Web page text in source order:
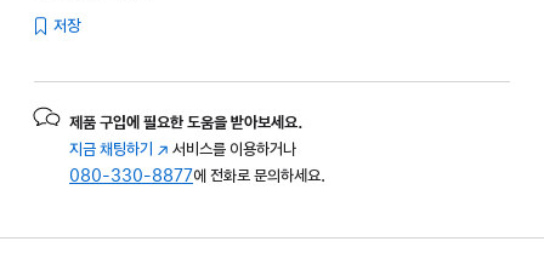
저장
제품 구입에 필요한 도움을 받아보세요.
지금 채팅하기 (새
창에서
서비스를 이용하거나
080-330-8877에 전화로 문의하세요.